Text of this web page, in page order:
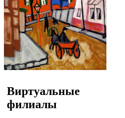
Виртуальные
филиалы